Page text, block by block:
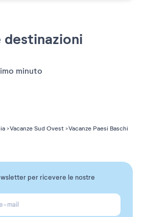
minuto
Vacanze Sud Ovest Vacanze Paesi Baschi
per ricevere le nostre